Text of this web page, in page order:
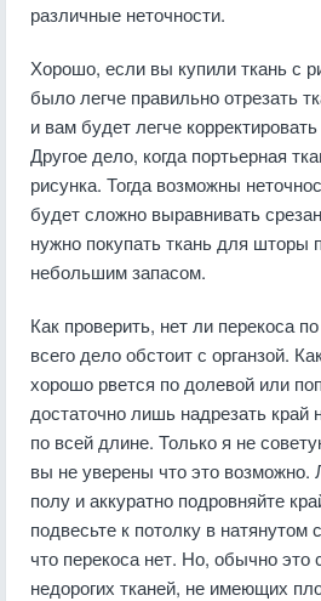
различные неточности.
Хорошо, если вы купили ткань с
было легче правильно отрезать
и вам будет легче
Другое дело, когда портьерная
рисунка. Тогда возможны
будет сложно выравнивать
нужно покупать ткань для шторы
небольшим запасом.
Как проверить, нет ли перекоса
всего дело обстоит с органзой.
хорошо рвется по долевой или
достаточно лишь надрезать край
по всей длине. Только я не
вы не уверены что это возможно.
полу и аккуратно подровняйте
подвесьте к потолку в натянутом
что перекоса нет. Но, обычно
недорогих тканей, не имеющих